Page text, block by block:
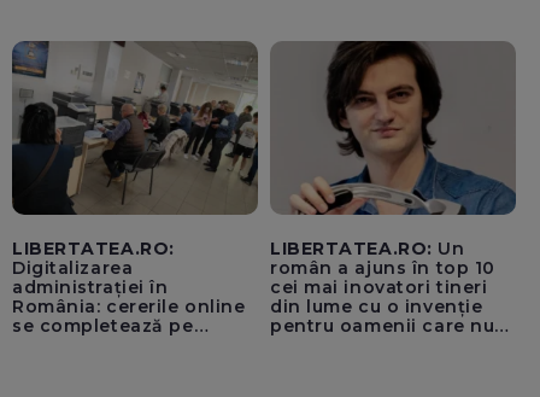
pentru instaurarea
„cenzurii” pe platforma X
LIBERTATEA.RO:
Digitalizarea
administrației în
România: cererile online
se completează pe
LIBERTATEA.RO: Un
român a ajuns în top 10
cei mai inovatori tineri
din lume cu o invenție
pentru oamenii care nu